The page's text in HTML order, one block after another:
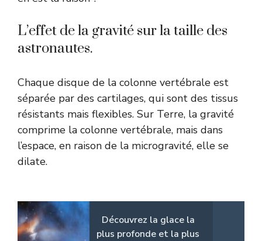
L’effet de la gravité sur la taille des
astronautes.
Chaque disque de la colonne vertébrale est
séparée par des cartilages, qui sont des tissus
résistants mais flexibles. Sur Terre, la gravité
comprime la colonne vertébrale, mais dans
l’espace, en raison de la microgravité, elle se
dilate.
Découvrez la glace la
plus profonde et la plus